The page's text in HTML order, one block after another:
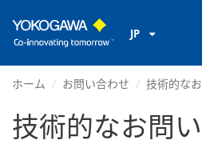
JP
ホーム お問い合わせ 技術的な
技術的なお問